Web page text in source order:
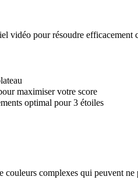
vidéo pour résoudre efficacement
maximiser votre score
optimal pour 3 étoiles
complexes qui peuvent ne